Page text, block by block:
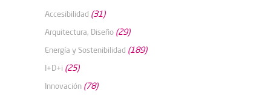
Accesibilidad (31)
Arquitectura, Diseño (29)
Energía y Sostenibilidad (189)
I+D+i (25)
Innovación (78)